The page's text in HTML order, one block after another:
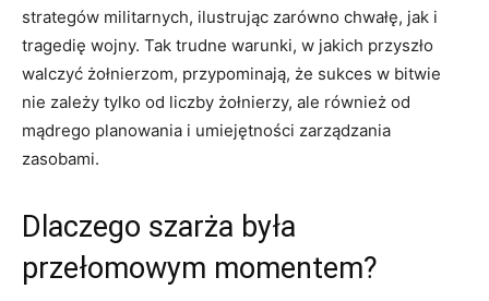
strategów militarnych, ilustrując zarówno chwałę, ‌jak i
tragedię ‌wojny. Tak trudne warunki, w jakich przyszło
walczyć ⁤żołnierzom,⁣ przypominają, ⁤że sukces w bitwie
nie zależy tylko od liczby żołnierzy, ⁢ale również od
mądrego planowania i umiejętności ⁤zarządzania
zasobami.
Dlaczego szarża była
przełomowym momentem?